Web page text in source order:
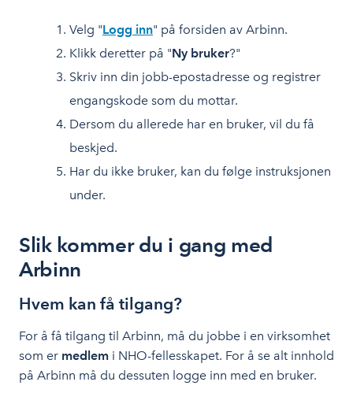
Velg "Logg inn" på forsiden av Arbinn.
Klikk deretter på "Ny bruker?"
Skriv inn din jobb-epostadresse og registrer
engangskode som du mottar.
Dersom du allerede har en bruker, vil du få
beskjed.
Har du ikke bruker, kan du følge instruksjonen
under.
Slik kommer du i gang med
Arbinn
Hvem kan få tilgang?
For å få tilgang til Arbinn, må du jobbe i en virksomhet
som er medlem i NHO-fellesskapet. For å se alt innhold
på Arbinn må du dessuten logge inn med en bruker.